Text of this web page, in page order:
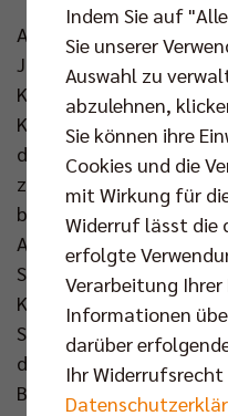
An diesem 22.
Joel Banks kurzfristig
Kowalski verzichten und
Krankheit noch nicht im
der Gegenseite
zunächst seine erste
beim VC Olympia
Anzug. Der legte nach
Start nach Maß hin (0:1,
Krage war es zu
Spur fanden. Nach
die Hausherren erstmals
Block des
Indem Sie auf
Sie unserer
Auswahl zu
abzulehnen,
Sie können ihre
Cookies und die
mit Wirkung für
Widerruf lässt die
erfolgte
Verarbeitung
Informationen
darüber
Ihr Widerrufsrecht